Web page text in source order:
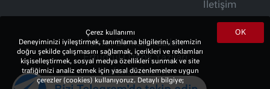
İletişim
İsmet Berkan Yazıları
Ertuğrul Özkök Yazıları
Haftalık Gazete
OK
Çerez kullanımı
Deneyiminizi iyileştirmek, tanımlama bilgilerini, sitemizin
doğru şekilde çalışmasını sağlamak, içerikleri ve reklamları
kişiselleştirmek, sosyal medya özellikleri sunmak ve site
trafiğimizi analiz etmek için yasal düzenlemelere uygun
çerezler (cookies) kullanıyoruz. Detaylı bilgiye;